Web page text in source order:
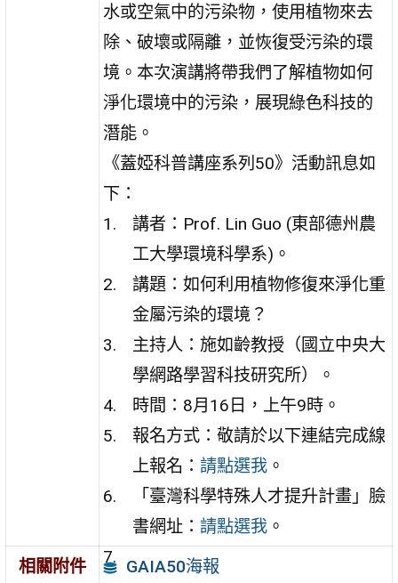
水或空氣中的污染物，使用植物來去
除、破壞或隔離，並恢復受污染的環
境。本次演講將帶我們了解植物如何
淨化環境中的污染，展現綠色科技的
潛能。
《蓋婭科普講座系列50》活動訊息如
下：
講者：Prof. Lin Guo (東部德州農
工大學環境科學系)。
講題：如何利用植物修復來淨化重
金屬污染的環境？
主持人：施如齡教授（國立中央大
學網路學習科技研究所）。
時間：8月16日，上午9時。
報名方式：敬請於以下連結完成線
上報名： 請點選我。
「臺灣科學特殊人才提升計畫」臉
書網址： 請點選我。
相關附件
GAIA50海報